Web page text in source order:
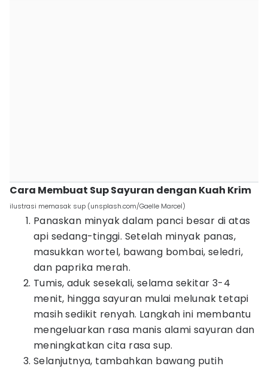
Cara Membuat Sup Sayuran dengan Kuah Krim
ilustrasi memasak sup (unsplash.com/Gaelle Marcel)
Panaskan minyak dalam panci besar di atas
api sedang-tinggi. Setelah minyak panas,
masukkan wortel, bawang bombai, seledri,
dan paprika merah.
Tumis, aduk sesekali, selama sekitar 3-4
menit, hingga sayuran mulai melunak tetapi
masih sedikit renyah. Langkah ini membantu
mengeluarkan rasa manis alami sayuran dan
meningkatkan cita rasa sup.
Selanjutnya, tambahkan bawang putih